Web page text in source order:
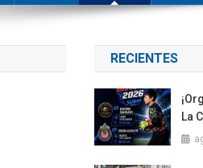
RECIENTES
La